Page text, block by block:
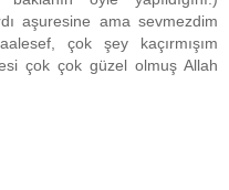
aşuresine ama sevmezdim
çok şey kaçırmışım
çok çok güzel olmuş Allah